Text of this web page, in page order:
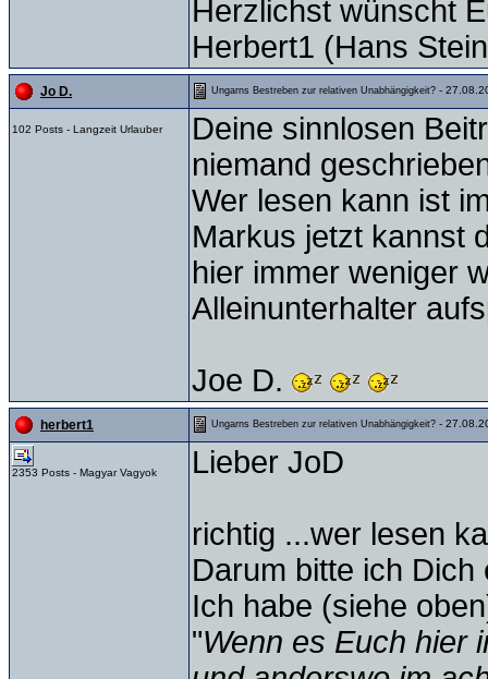
Herzlichst wünscht
Herbert1 (Hans
Jo D. Ungarns Bestreben zur relativen Unabhängigkeit? -
102 Posts - Langzeit Urlauber
Deine sinnlosen
niemand
Wer lesen kann ist
Markus jetzt kannst
hier immer weniger
Alleinunterhalter
Joe D.
herbert1 Ungarns Bestreben zur relativen Unabhängigkeit? -
2353 Posts - Magyar Vagyok Lieber JoD
richtig ...wer lesen
Darum bitte ich
Ich habe (siehe
"Wenn es Euch hier